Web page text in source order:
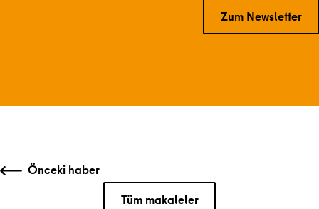
Zum Newsletter
Önceki veya sonraki gönderilere gitme
Önceki haber
Tüm makaleler